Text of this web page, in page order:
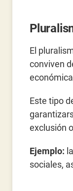
El
conviven
Este tipo
exclusión
Ejemplo:
sociales,